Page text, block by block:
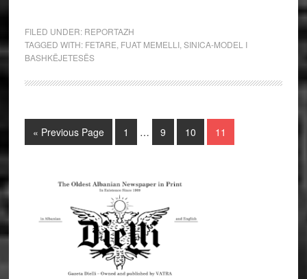
FILED UNDER: REPORTAZH
TAGGED WITH: FETARE FUAT MEMELLI, SINICA-MODEL I
BASHKËJETESËS
« Previous Page 1 … 9 10 11